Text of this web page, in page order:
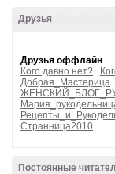
Друзья
Друзья оффлайн
Кого давно нет?
Добрая_Мастерица
Странница2010
Постоянные